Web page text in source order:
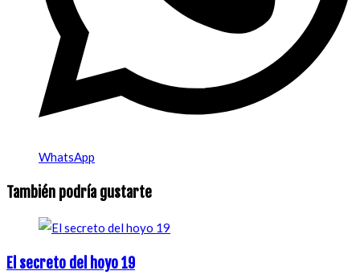
WhatsApp
También podría gustarte
El secreto del hoyo 19